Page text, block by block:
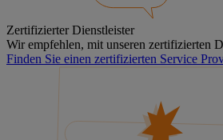
Zertifizierter Dienstleister
Wir empfehlen, mit unseren zertifizierten
Finden Sie einen zertifizierten Service